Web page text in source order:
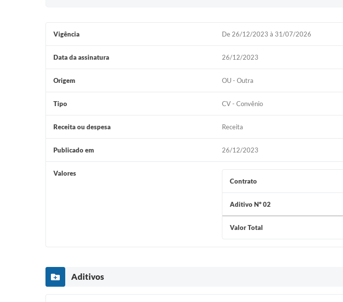
Vigência De 26/12/2023 à 31/07/2026
Data da assinatura 26/12/2023
Origem OU - Outra
Tipo CV - Convênio
Receita ou despesa Receita
Publicado em 26/12/2023
Valores
Contrato
Aditivo Nº 02
Valor Total
Aditivos